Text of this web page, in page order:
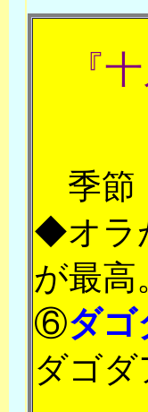
『
季節
◆オラ
が最高
⑥ダゴ
ダゴ